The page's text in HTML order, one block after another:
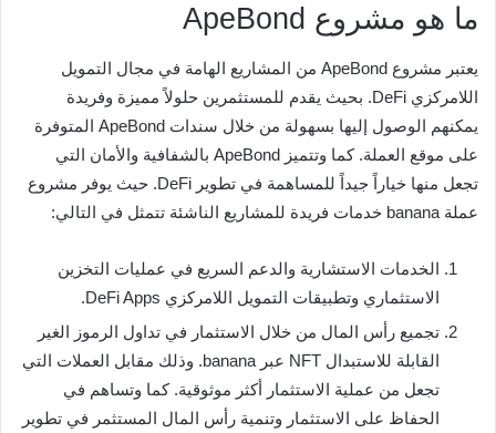
ما هو مشروع ApeBond
يعتبر مشروع ApeBond من المشاريع الهامة في مجال التمويل
اللامركزي DeFi. بحيث يقدم للمستثمرين حلولاً مميزة وفريدة
يمكنهم الوصول إليها بسهولة من خلال سندات ApeBond المتوفرة
على موقع العملة. كما وتتميز ApeBond بالشفافية والأمان التي
تجعل منها خياراً جيداً للمساهمة في تطوير DeFi. حيث يوفر مشروع
عملة banana خدمات فريدة للمشاريع الناشئة تتمثل في التالي:
الخدمات الاستشارية والدعم السريع في عمليات التخزين
الاستثماري وتطبيقات التمويل اللامركزي DeFi Apps.
تجميع رأس المال من خلال الاستثمار في تداول الرموز الغير
القابلة للاستبدال NFT عبر banana. وذلك مقابل العملات التي
تجعل من عملية الاستثمار أكثر موثوقية. كما وتساهم في
الحفاظ على الاستثمار وتنمية رأس المال المستثمر في تطوير